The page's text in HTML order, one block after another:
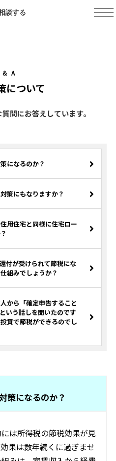
談する
Ａ
について
問にお答えしています。
になるのか？
策にもなりますか？
用住宅と同様に住宅ロー
付が受けられて節税にな
組みでしょうか？
から「確定申告すること
いう話しを聞いたのです
資で節税ができるのでし
策になるのか？
は所得税の節税効果が見
果は数年続くに過ぎませ